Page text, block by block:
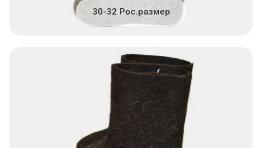
30-32 Рос.размер